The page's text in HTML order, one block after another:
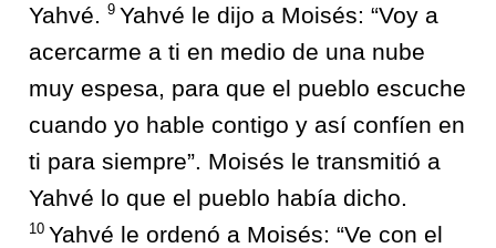
Yahvé. 9 Yahvé le dijo a Moisés: “Voy a
acercarme a ti en medio de una nube
muy espesa, para que el pueblo escuche
cuando yo hable contigo y así confíen en
ti para siempre”. Moisés le transmitió a
Yahvé lo que el pueblo había dicho.
10 Yahvé le ordenó a Moisés: “Ve con el